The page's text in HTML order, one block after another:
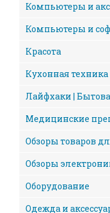
Компьютеры и
Компьютеры и
Красота
Кухонная техника
Лайфхаки |
Медицинские
Обзоры товаров
Обзоры
Оборудование
Одежда и